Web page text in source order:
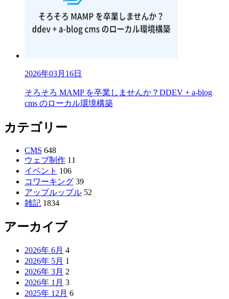
2026年03月16日
そろそろ MAMP を卒業しませんか？DDEV + a-blog
cms のローカル環境構築
カテゴリー
CMS 648
ウェブ制作 11
イベント 106
コワーキング 39
アップルップル 52
雑記 1834
アーカイブ
2026年 6月 4
2026年 5月 1
2026年 3月 2
2026年 1月 3
2025年 12月 6